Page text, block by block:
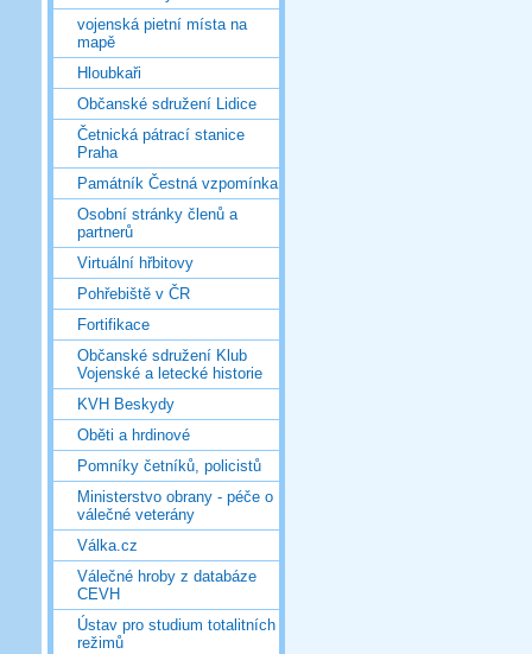
vojenská pietní místa na
mapě
Hloubkaři
Občanské sdružení Lidice
Četnická pátrací stanice
Praha
Památník Čestná vzpomínka
Osobní stránky členů a
partnerů
Virtuální hřbitovy
Pohřebiště v ČR
Fortifikace
Občanské sdružení Klub
Vojenské a letecké historie
KVH Beskydy
Oběti a hrdinové
Pomníky četníků, policistů
Ministerstvo obrany - péče o
válečné veterány
Válka.cz
Válečné hroby z databáze
CEVH
Ústav pro studium totalitních
režimů